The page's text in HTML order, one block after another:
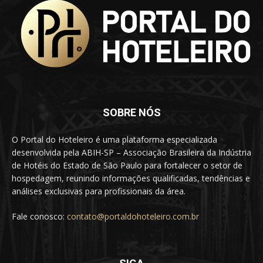
SOBRE NÓS
O Portal do Hoteleiro é uma plataforma especializada
desenvolvida pela ABIH-SP – Associação Brasileira da Indústria
de Hotéis do Estado de São Paulo para fortalecer o setor de
hospedagem, reunindo informações qualificadas, tendências e
análises exclusivas para profissionais da área.
Fale conosco: contato@portaldohoteleiro.com.br